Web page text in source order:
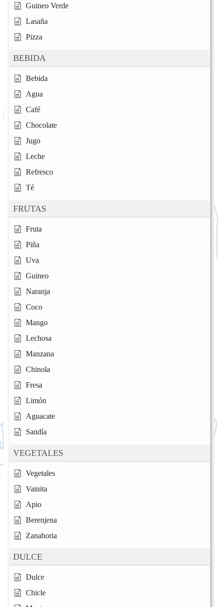
Guineo Verde
Lasaña
Pizza
BEBIDA
Bebida
Agua
Café
Chocolate
Jugo
Leche
Refresco
Té
FRUTAS
Fruta
Piña
Uva
Guineo
Naranja
Coco
Mango
Lechosa
Manzana
Chinola
Fresa
Limón
Aguacate
Sandía
VEGETALES
Vegetales
Vainita
Apio
Berenjena
Zanahoria
DULCE
Dulce
Chicle